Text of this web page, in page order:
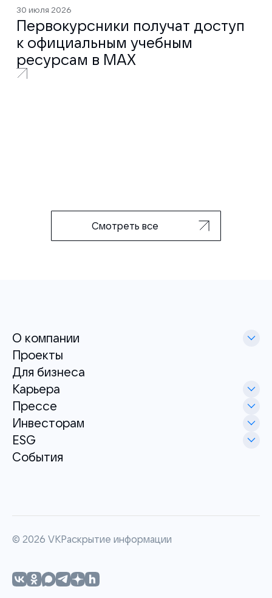
30 июля 2026
Первокурсники получат доступ
к официальным учебным
ресурсам в MAX
Смотреть все
О компании
Проекты
Для бизнеса
Карьера
Прессе
Инвесторам
ESG
События
© 2026 VKРаскрытие информации